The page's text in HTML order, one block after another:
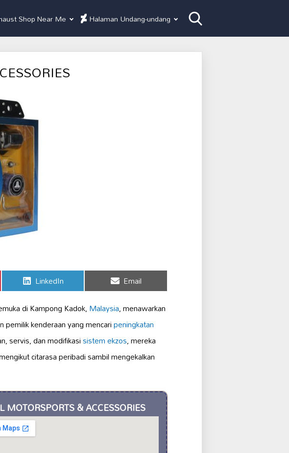
Shop Near Me Halaman Undang-undang
Share
on
LinkedIn Share
on
Email
di Kampong Kadok,Malaysia, menawarkan
pemilik kenderaan yang mencaripeningkatan
servis, dan modifikasisistem ekzos, mereka
citarasa peribadi sambil mengekalkan
MOTORSPORTS & ACCESSORIES